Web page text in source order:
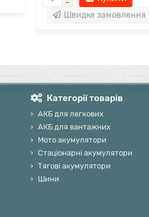
Швидке замовлення
Категорії товарів
АКБ для легкових
АКБ для вантажних
Мото акумулятори
Стаціонарні акумулятори
Тягові акумулятори
Шини